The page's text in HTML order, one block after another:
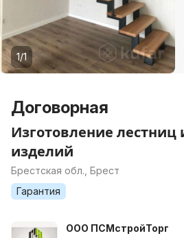
1/1
Договорная
Изготовление лестниц
изделий
Брестская обл., Брест
Гарантия
ООО ПСМстройТорг